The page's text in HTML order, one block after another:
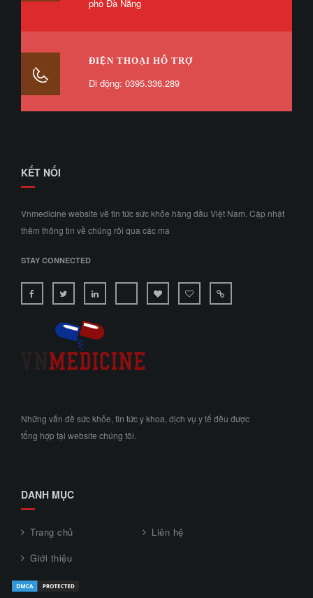
phố Đà Nẵng
ĐIỆN THOẠI HỖ TRỢ
Di động: 0395.336.289
KẾT NỐI
Vnmedicine website về tin tức sức khỏe hàng đầu Việt Nam. Cập nhật
thêm thông tin về chúng rôi qua các ma
STAY CONNECTED
Những vấn đề sức khỏe, tin tức y khoa, dịch vụ y tế đều được
tổng hợp tại website chúng tôi.
DANH MỤC
Trang chủ
Liên hệ
Giới thiệu